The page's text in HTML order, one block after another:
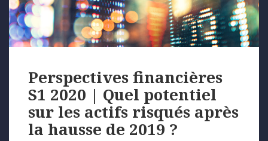
Perspectives financières
S1 2020 | Quel potentiel
sur les actifs risqués après
la hausse de 2019 ?